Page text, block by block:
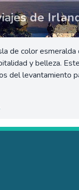
de
de color
y belleza.
del levantamiento